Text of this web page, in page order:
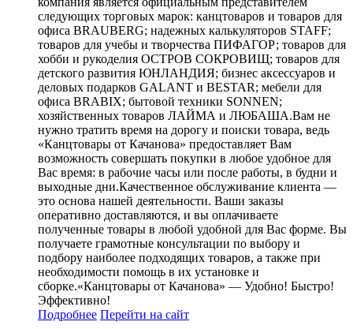
следующих торговых марок: канцтоваров и товаров для
офиса BRAUBERG; надежных калькуляторов STAFF;
товаров для учебы и творчества ПИФАГОР; товаров для
хобби и рукоделия ОСТРОВ СОКРОВИЩ; товаров для
детского развития ЮНЛАНДИЯ; бизнес аксессуаров и
деловых подарков GALANT и BESTAR; мебели для
офиса BRABIX; бытовой техники SONNEN;
хозяйственных товаров ЛАЙМА и ЛЮБАША.Вам не
нужно тратить время на дорогу и поиски товара, ведь
«Канцтовары от Качанова» предоставляет Вам
возможность совершать покупки в любое удобное для
Вас время: в рабочие часы или после работы, в будни и
выходные дни.Качественное обслуживание клиента —
это основа нашей деятельности. Ваши заказы
оперативно доставляются, и вы оплачиваете
полученные товары в любой удобной для Вас форме. Вы
получаете грамотные консультации по выбору и
подбору наиболее подходящих товаров, а также при
необходимости помощь в их установке и
сборке.«Канцтовары от Качанова» — Удобно! Быстро!
Эффективно!
Подробнее Перейти на сайт